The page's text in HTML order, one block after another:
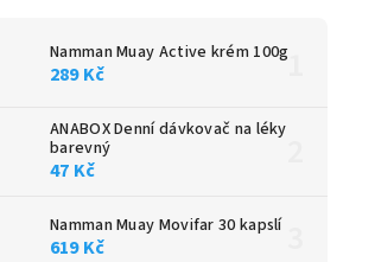
Namman Muay Active krém 100g
289 Kč
ANABOX Denní dávkovač na léky
barevný
47 Kč
Namman Muay Movifar 30 kapslí
619 Kč